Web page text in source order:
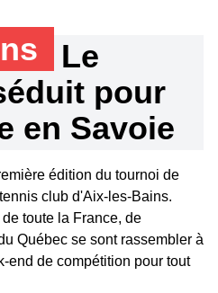
Le
pour
en Savoie
édition du tournoi de
club d'Aix-les-Bains.
toute la France, de
Québec se sont rassembler à
end de compétition pour tout